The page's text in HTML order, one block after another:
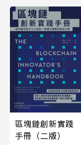
區塊鏈創新實踐
手冊（二版）